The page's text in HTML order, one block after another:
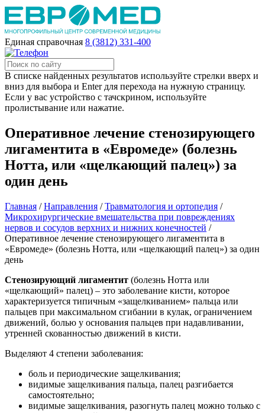
Единая справочная 8 (3812) 331-400
В списке найденных результатов используйте стрелки вверх и
вниз для выбора и Enter для перехода на нужную страницу.
Если у вас устройство с тачскрином, используйте
пролистывание или нажатие.
Оперативное лечение стенозирующего
лигаментита в «Евромеде» (болезнь
Нотта, или «щелкающий палец») за
один день
Главная /Направления /Травматология и ортопедия /
Микрохирургические вмешательства при повреждениях
нервов и сосудов верхних и нижних конечностей /
Оперативное лечение стенозирующего лигаментита в
«Евромеде» (болезнь Нотта, или «щелкающий палец») за один
день
Стенозирующий лигаментит (болезнь Нотта или
«щелкающий» палец) – это заболевание кисти, которое
характеризуется типичным «защелкиванием» пальца или
пальцев при максимальном сгибании в кулак, ограничением
движений, болью у основания пальцев при надавливании,
утренней скованностью движений в кисти.
Выделяют 4 степени заболевания:
боль и периодические защелкивания;
видимые защелкивания пальца, палец разгибается
самостоятельно;
видимые защелкивания, разогнуть палец можно только с